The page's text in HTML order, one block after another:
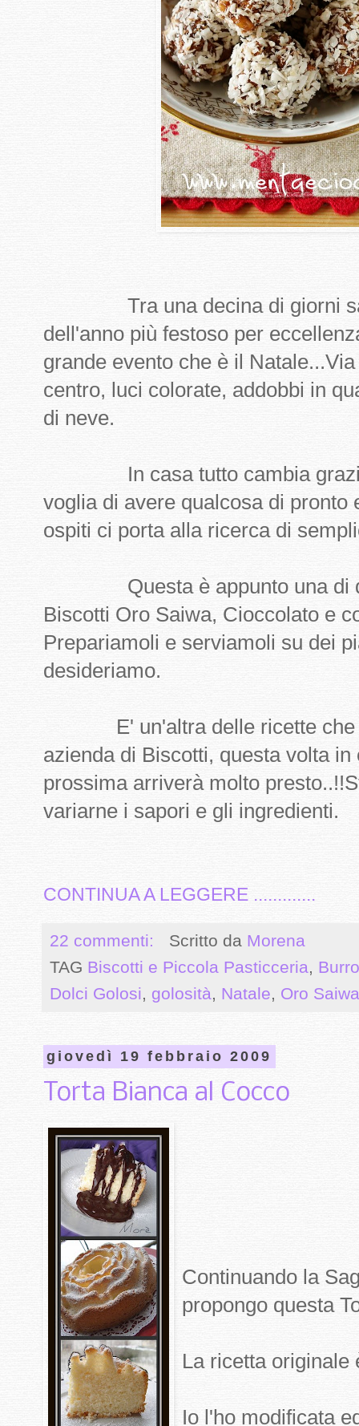
Tra una decina di giorni
dell'anno più festoso per
grande evento che è il
centro, luci colorate, addobbi in
di neve.
In casa tutto cambia grazie
voglia di avere qualcosa di pronto
ospiti ci porta alla ricerca di
Questa è appunto una di
Biscotti Oro Saiwa, Cioccolato e
Prepariamoli e serviamoli su dei
desideriamo.
E' un'altra delle ricette che
azienda di Biscotti, questa volta
prossima arriverà molto
variarne i sapori e gli ingredienti.
CONTINUA A LEGGERE .............
22 commenti: Scritto da Morena
TAG Biscotti e Piccola Pasticceria, Burro
Dolci Golosi, golosità, Natale, Oro Saiwa
giovedì 19 febbraio 2009
Torta Bianca al Cocco
Continuando la
propongo questa
La ricetta originale
Io l'ho modificata